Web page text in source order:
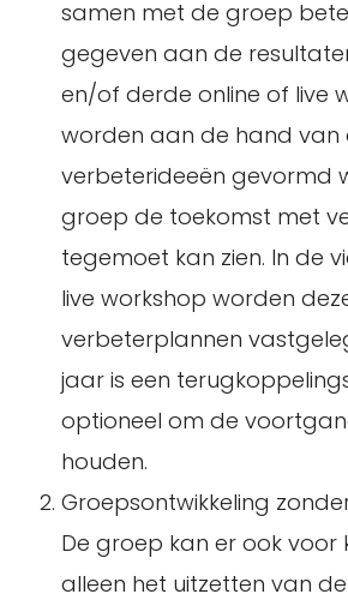
samen met de groep
gegeven aan de
en/of derde online of live
worden aan de hand van
verbeterideeën gevormd
groep de toekomst met
tegemoet kan zien. In de
live workshop worden
verbeterplannen
jaar is een
optioneel om de
houden.
Groepsontwikkeling
De groep kan er ook voor
alleen het uitzetten van